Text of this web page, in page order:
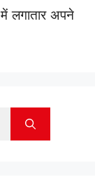
में लगातार अपने